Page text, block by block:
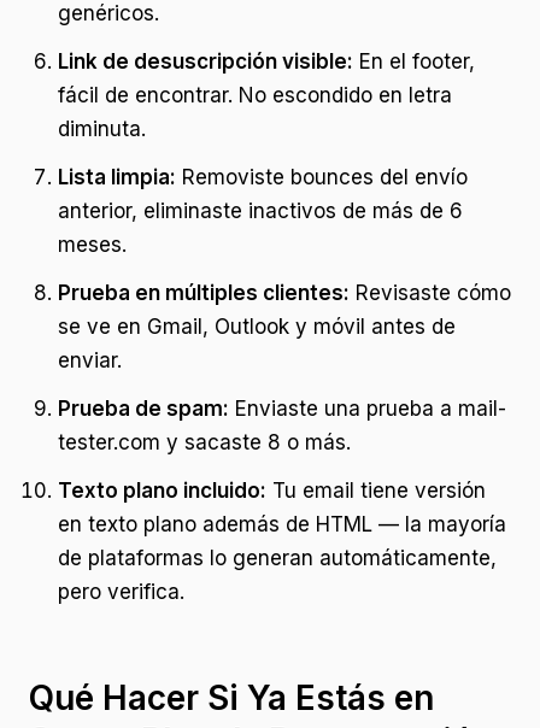
genéricos.
Link de desuscripción visible: En el footer,
fácil de encontrar. No escondido en letra
diminuta.
Lista limpia: Removiste bounces del envío
anterior, eliminaste inactivos de más de 6
meses.
Prueba en múltiples clientes: Revisaste cómo
se ve en Gmail, Outlook y móvil antes de
enviar.
Prueba de spam: Enviaste una prueba a mail-
tester.com y sacaste 8 o más.
Texto plano incluido: Tu email tiene versión
en texto plano además de HTML — la mayoría
de plataformas lo generan automáticamente,
pero verifica.
Qué Hacer Si Ya Estás en